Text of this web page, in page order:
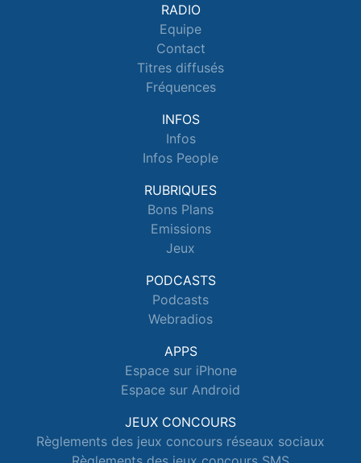
RADIO
Equipe
Contact
Titres diffusés
Fréquences
INFOS
Infos
Infos People
RUBRIQUES
Bons Plans
Emissions
Jeux
PODCASTS
Podcasts
Webradios
APPS
Espace sur iPhone
Espace sur Android
JEUX CONCOURS
Règlements des jeux concours réseaux sociaux